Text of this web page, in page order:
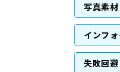
写真素材
インフ
失敗回避